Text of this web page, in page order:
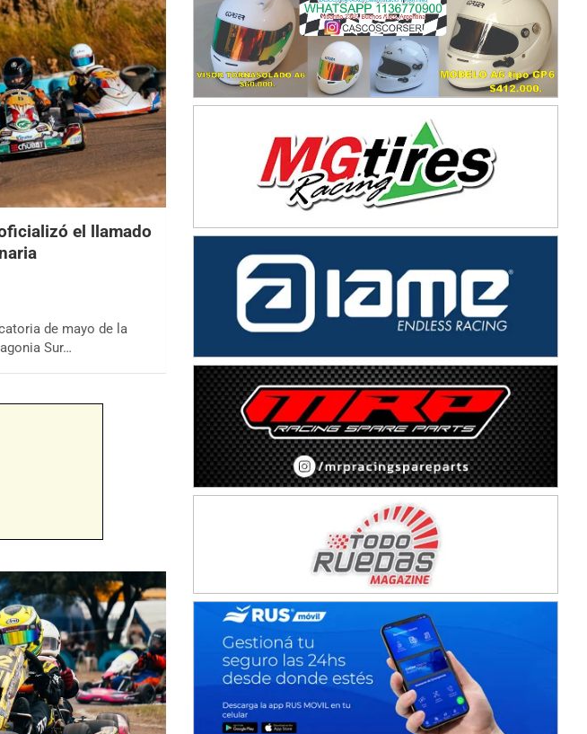
el llamado
de mayo de la
Sur…
KDO - F6
Ciudad de Trenque Lauquen (Asfalto)
Trenque Lauquen (Buenos Aires)
ENTRERRIANO - F6 (POSTERGADA)
Villaguay (Entre Ríos)
VICTORIENSE - F7
El Cerro (Tierra)
Victoria (Entre Ríos)
PATAGONICO - F6
Moto Club Reginense (Tierra)
Gral. E. Godoy (Río Negro)
CSK - F7
Juventud Unida (Tierra)
NORESTE SANTAFESINO - F6
Ciudad de Avellaneda (Asfalto)
Avellaneda (Santa Fe)
SUR SANTAFESINO - F4
José Samuel Sánchez (Tierra)
Rufino (Santa Fe)